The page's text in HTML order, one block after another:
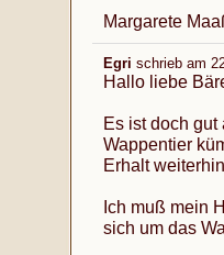
Margarete
Egri schrieb am
Hallo liebe
Es ist doch
Wappentier
Erhalt
Ich muß mein
sich um das